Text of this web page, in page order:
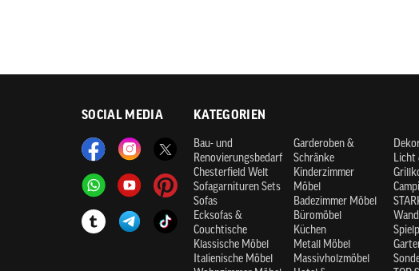
SOCIAL MEDIA KATEGORIEN
Bau- und
Renovierungsbedarf
Chesterfield Welt
Sofagarnituren Sets
Sofas
Ecksofas &
Couchtische
Klassische Möbel
Italienische Möbel
Garderoben &
Schränke
Kinderzimmer
Möbel
Badezimmer Möbel
Büromöbel
Küchen
Metall Möbel
Massivholzmöbel
Licht